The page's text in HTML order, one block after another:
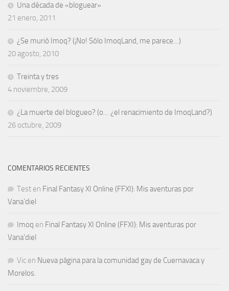
Una década de «bloguear»
21 enero, 2011
¿Se murió Imoq? (¡No! Sólo ImoqLand, me parece…)
20 agosto, 2010
Treinta y tres
4 noviembre, 2009
¿La muerte del blogueo? (o… ¿el renacimiento de ImoqLand?)
26 octubre, 2009
COMENTARIOS RECIENTES
Test en Final Fantasy XI Online (FFXI): Mis aventuras por
Vana’diel
Imoq en Final Fantasy XI Online (FFXI): Mis aventuras por
Vana’diel
Vic en Nueva página para la comunidad gay de Cuernavaca y
Morelos.